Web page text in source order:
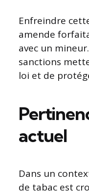
Enfreindre
amende
avec un
sanctions
loi et de
actuel
Dans un
de tabac est